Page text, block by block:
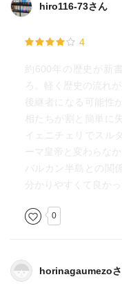
hiro116-73さん
4
約600年の歴史が新
ろ。軽く歴史の流れが
後継者になる可能性
相たちが割と簡単に
イェニチェリでスル
ーマ皇帝と変わらな
バルカン半島との関
分かりやすくて良かっ
0
horinagaumezo